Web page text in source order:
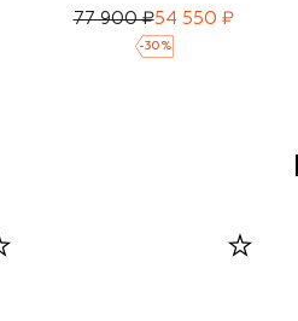
77 900 ₽54 550 ₽
-30 %